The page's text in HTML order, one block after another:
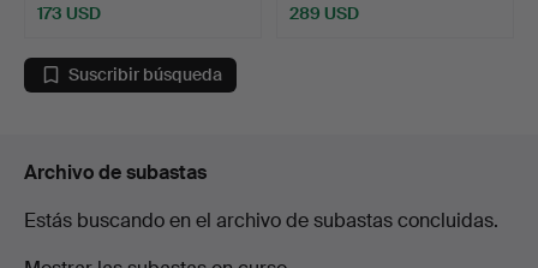
173 USD 289 USD
Suscribir búsqueda
Archivo de subastas
Estás buscando en el archivo de subastas concluidas.